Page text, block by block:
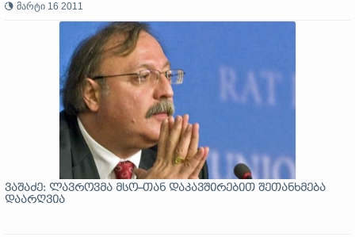
მარტი 16 2011
ვაშაძე: ლავროვმა მსო–თან დაკავშირებით შეთანხმება
დაარღვია